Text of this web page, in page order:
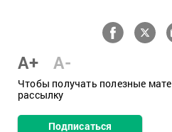
A+ A-
Чтобы получать полезные
рассылку
Подписаться